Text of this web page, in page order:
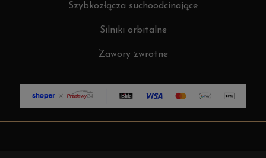
Szybkozłącza suchoodcinające
Silniki orbitalne
Zawory zwrotne